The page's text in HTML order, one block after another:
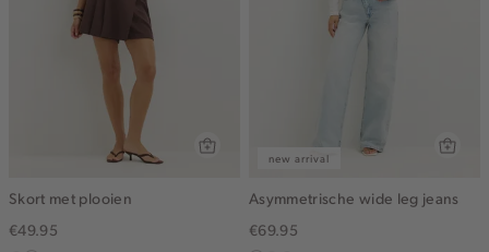
Skort met plooien
€49.95
new arrival
Asymmetrische wide leg jeans
€69.95